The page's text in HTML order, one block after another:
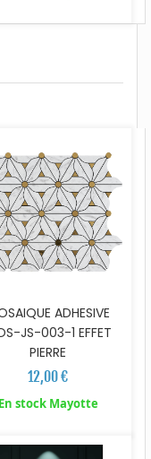
ADHESIVE
JS-003-1 EFFET
PIERRE
12,00 €
En stock Mayotte